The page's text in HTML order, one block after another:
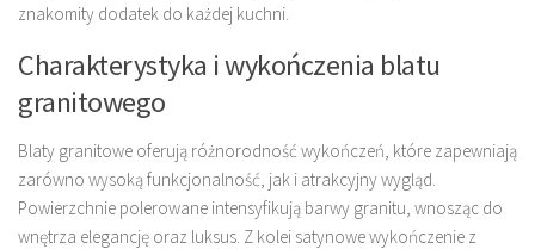
znakomity dodatek do każdej kuchni.
Charakterystyka i wykończenia blatu
granitowego
Blaty granitowe oferują różnorodność wykończeń, które zapewniają
zarówno wysoką funkcjonalność, jak i atrakcyjny wygląd.
Powierzchnie polerowane intensyfikują barwy granitu, wnosząc do
wnętrza elegancję oraz luksus. Z kolei satynowe wykończenie z